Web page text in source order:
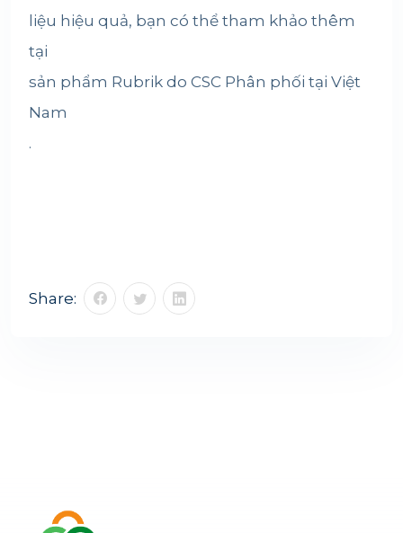
liệu hiệu quả, bạn có thể tham khảo thêm
tại
sản phẩm Rubrik do CSC Phân phối tại Việt
Nam
.
Share: